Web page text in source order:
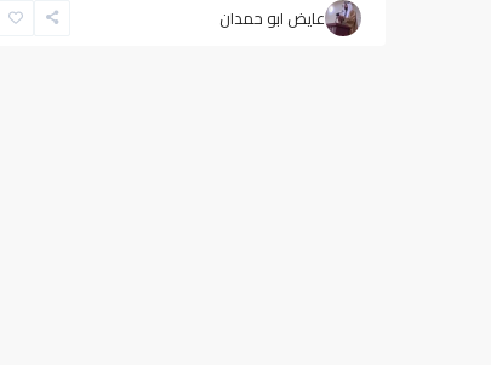
عايض ابو حمدان